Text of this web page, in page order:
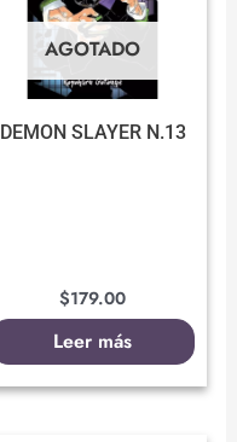
AGOTADO
DEMON SLAYER N.13
$179.00
Leer más